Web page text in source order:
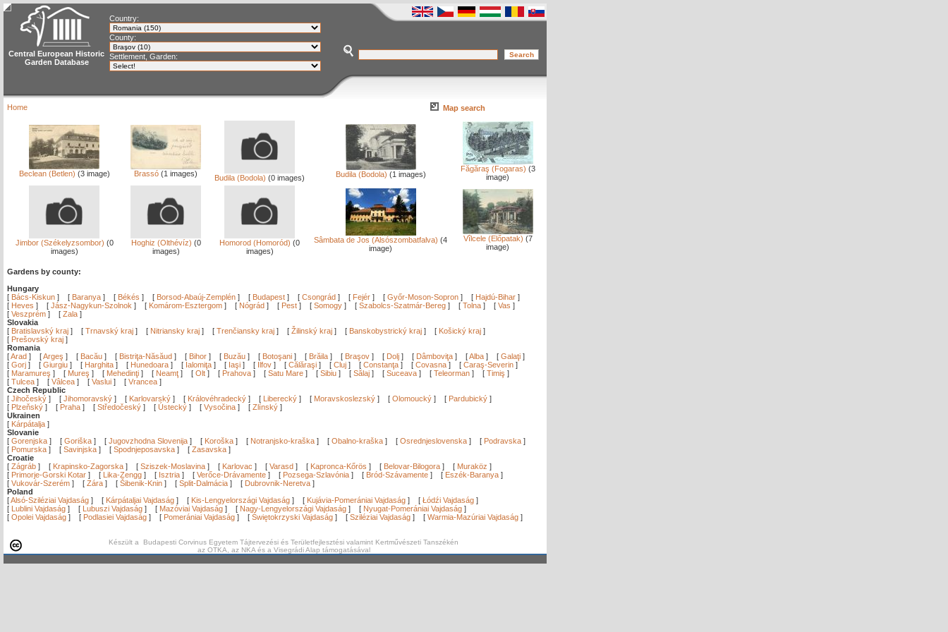
Central European Historic
Garden Database
Country:
County:
Settlement, Garden:
Home Map search
Beclean (Betlen) (3 image) Brassó (1 images) Budila (Bodola) (0 images) Budila (Bodola) (1 images)
Făgăraş (Fogaras) (3
image)
Jimbor (Székelyzsombor) (0
images)
Hoghiz (Olthévíz) (0
images)
Homorod (Homoród) (0
images)
Sâmbata de Jos (Alsószombatfalva) (4
image)
Vîlcele (Előpatak) (7
image)
Gardens by county:
Hungary
[ Bács-Kiskun ] [ Baranya ] [ Békés ] [ Borsod-Abaúj-Zemplén ] [ Budapest ] [ Csongrád ] [ Fejér ] [ Győr-Moson-Sopron ] [ Hajdú-Bihar ]
[ Heves ] [ Jász-Nagykun-Szolnok ] [ Komárom-Esztergom ] [ Nógrád ] [ Pest ] [ Somogy ] [ Szabolcs-Szatmár-Bereg ] [ Tolna ] [ Vas ]
[ Veszprém ] [ Zala ]
Slovakia
[ Bratislavský kraj ] [ Trnavský kraj ] [ Nitriansky kraj ] [ Trenčiansky kraj ] [ Žilinský kraj ] [ Banskobystrický kraj ] [ Košický kraj ]
[ Prešovský kraj ]
Romania
[Arad ] [Argeş ] [ Bacău ] [ Bistriţa-Năsăud ] [ Bihor ] [ Buzău ] [ Botoşani ] [ Brăila ] [ Braşov ] [ Dolj ] [ Dâmboviţa ] [Alba ] [ Galaţi ]
[ Gorj ] [ Giurgiu ] [ Harghita ] [ Hunedoara ] [ Ialomiţa ] [ Iaşi ] [ Ilfov ] [ Călăraşi ] [ Cluj ] [ Constanţa ] [ Covasna ] [ Caraş-Severin ]
[ Maramureş ] [ Mureş ] [ Mehedinţi ] [ Neamţ ] [ Olt ] [ Prahova ] [ Satu Mare ] [ Sibiu ] [ Sălaj ] [ Suceava ] [ Teleorman ] [ Timiş ]
[ Tulcea ] [ Vâlcea ] [ Vaslui ] [ Vrancea ]
Czech Republic
[ Jihočeský ] [ Jihomoravský ] [ Karlovarský ] [ Královéhradecký ] [ Liberecký ] [ Moravskoslezský ] [ Olomoucký ] [ Pardubický ]
[ Plzeňský ] [ Praha ] [ Středočeský ] [ Ústecký ] [ Vysočina ] [ Zlínský ]
Ukrainen
[ Kárpátalja ]
Slovanie
[ Gorenjska ] [ Goriška ] [ Jugovzhodna Slovenija ] [ Koroška ] [ Notranjsko-kraška ] [ Obalno-kraška ] [ Osrednjeslovenska ] [ Podravska ]
[ Pomurska ] [ Savinjska ] [ Spodnjeposavska ] [ Zasavska ]
Croatie
[ Zágráb ] [ Krapinsko-Zagorska ] [ Sziszek-Moslavina ] [ Karlovac ] [ Varasd ] [ Kapronca-Kőrös ] [ Belovar-Bilogora ] [ Muraköz ]
[ Primorje-Gorski Kotar ] [ Lika-Zengg ] [ Isztria ] [ Verőce-Drávamente ] [ Pozsega-Szlavónia ] [ Bród-Szávamente ] [ Eszék-Baranya ]
[ Vukovár-Szerém ] [ Zára ] [ Šibenik-Knin ] [ Split-Dalmácia ] [ Dubrovnik-Neretva ]
Poland
[Alsó-Sziléziai Vajdaság ] [ Kárpátaljai Vajdaság ] [ Kis-Lengyelországi Vajdaság ] [ Kujávia-Pomerániai Vajdaság ] [ Łódźi Vajdaság ]
[ Lublini Vajdaság ] [ Lubuszi Vajdaság ] [ Mazóviai Vajdaság ] [ Nagy-Lengyelországi Vajdaság ] [ Nyugat-Pomerániai Vajdaság ]
[ Opolei Vajdaság ] [ Podlasiei Vajdaság ] [ Pomerániai Vajdaság ] [ Świętokrzyski Vajdaság ] [ Sziléziai Vajdaság ] [ Warmia-Mazúriai Vajdaság ]
Készült a Budapesti Corvinus Egyetem Tájtervezési és Területfejlesztési valamint Kertművészeti Tanszékén
az OTKA, az NKA és a Visegrádi Alap támogatásával